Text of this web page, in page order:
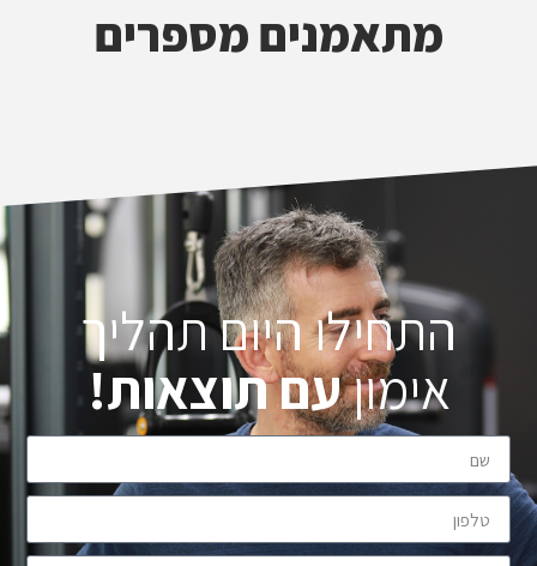
מתאמנים מספרים
התחילו היום תהליך
אימוןעם תוצאות!